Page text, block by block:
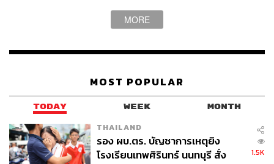
MORE
MOST POPULAR
TODAY WEEK MONTH
THAILAND
รอง ผบ.ตร. บัญชาการเหตุยิง
โรงเรียนเทพศิรินทร์ นนทบุรี สั่ง
1.5K